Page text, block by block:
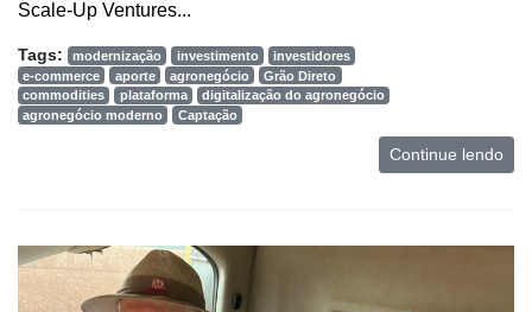
Scale-Up Ventures...
Tags: modernização investimento
investidores
e-commerce
aporte agronegócio
Grão Direto
commodities
plataforma
digitalização do agronegócio
agronegócio moderno
Captação
Continue lendo